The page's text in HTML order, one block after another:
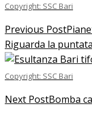
Copyright: SSC Bari
Previous Post
Riguarda la puntata
Copyright: SSC Bari
Next PostBomba